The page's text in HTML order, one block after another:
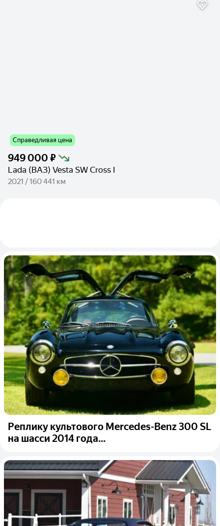
Справедливая цена
949 000 ₽
Lada (ВАЗ) Vesta SW Cross I
2021 / 160 441 км
Реплику культового Mercedes-Benz 300 SL
на шасси 2014 года...